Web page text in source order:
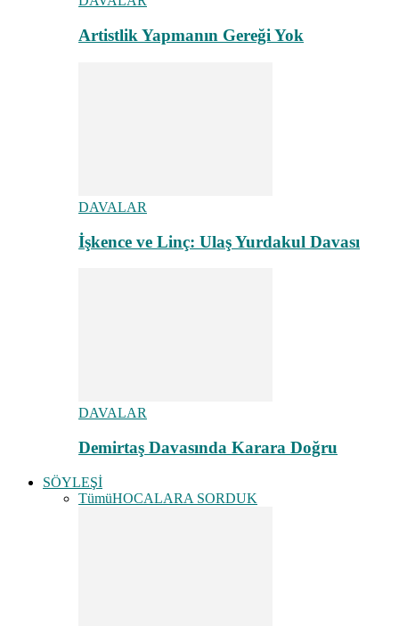
Artistlik Yapmanın Gereği Yok
DAVALAR
İşkence ve Linç: Ulaş Yurdakul Davası
DAVALAR
Demirtaş Davasında Karara Doğru
SÖYLEŞİ
TümüHOCALARA SORDUK